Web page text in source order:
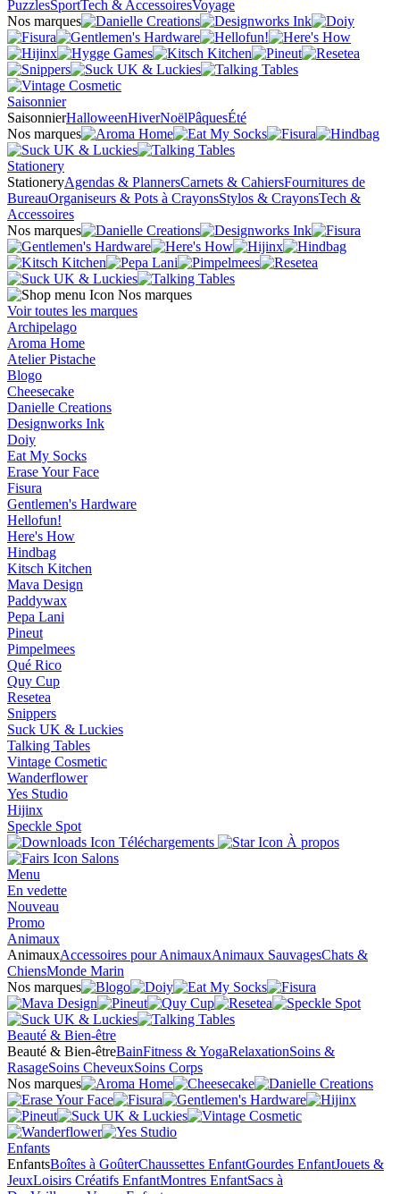
PuzzlesSportTech & AccessoiresVoyage
Nos marques
Saisonnier
SaisonnierHalloweenHiverNoëlPâquesÉté
Nos marques
Stationery
StationeryAgendas & PlannersCarnets & CahiersFournitures de
BureauOrganiseurs & Pots à CrayonsStylos & CrayonsTech &
Accessoires
Nos marques
Nos marques
Voir toutes les marques
Archipelago
Aroma Home
Atelier Pistache
Blogo
Cheesecake
Danielle Creations
Designworks Ink
Doiy
Eat My Socks
Erase Your Face
Fisura
Gentlemen's Hardware
Hellofun!
Here's How
Hindbag
Kitsch Kitchen
Mava Design
Paddywax
Pepa Lani
Pineut
Pimpelmees
Qué Rico
Quy Cup
Resetea
Snippers
Suck UK & Luckies
Talking Tables
Vintage Cosmetic
Wanderflower
Yes Studio
Hijinx
Speckle Spot
Téléchargements
À propos
Salons
Menu
En vedette
Nouveau
Promo
Animaux
AnimauxAccessoires pour AnimauxAnimaux SauvagesChats &
ChiensMonde Marin
Nos marques
Beauté & Bien-être
Beauté & Bien-êtreBainFitness & YogaRelaxationSoins &
RasageSoins CheveuxSoins Corps
Nos marques
Enfants
EnfantsBoîtes à GoûterChaussettes EnfantGourdes EnfantJouets &
JeuxLoisirs Créatifs EnfantMontres EnfantSacs à